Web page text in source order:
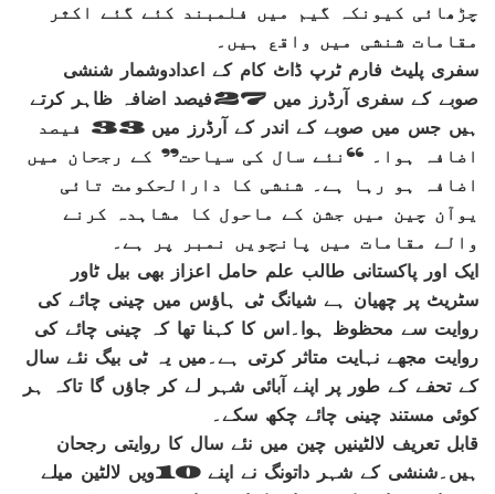
چڑھائی کیونکہ گیم میں فلمبند کئے گئے اکثر
مقامات شنشی میں واقع ہیں۔
سفری پلیٹ فارم ٹرپ ڈاٹ کام کے اعدادوشمار شنشی
صوبے کے سفری آرڈرز میں 27فیصد اضافہ ظاہر کرتے
ہیں جس میں صوبے کے اندر کے آرڈرز میں 33 فیصد
اضافہ ہوا۔ “نئے سال کی سیاحت” کے رجحان میں
اضافہ ہو رہا ہے۔ شنشی کا دارالحکومت تائی
یوآن چین میں جشن کے ماحول کا مشاہدہ کرنے
والے مقامات میں پانچویں نمبر پر ہے۔
ایک اور پاکستانی طالب علم حامل اعزاز بھی بیل ٹاور
سٹریٹ پر چھیان ہے شیانگ ٹی ہاؤس میں چینی چائے کی
روایت سے محظوظ ہوا۔اس کا کہنا تھا کہ چینی چائے کی
روایت مجھے نہایت متاثر کرتی ہے۔میں یہ ٹی بیگ نئے سال
کے تحفے کے طور پر اپنے آبائی شہر لے کر جاؤں گا تاکہ ہر
کوئی مستند چینی چائے چکھ سکے۔
قابل تعریف لالٹینیں چین میں نئے سال کا روایتی رجحان
ہیں۔شنشی کے شہر داتونگ نے اپنے 10ویں لالٹین میلے